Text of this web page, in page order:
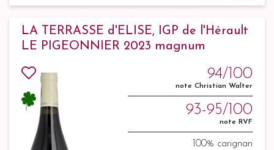
LA TERRASSE d'ELISE, IGP de l'Hérault
LE PIGEONNIER 2023 magnum
94/100
note Christian Walter
93-95/100
note RVF
100% carignan